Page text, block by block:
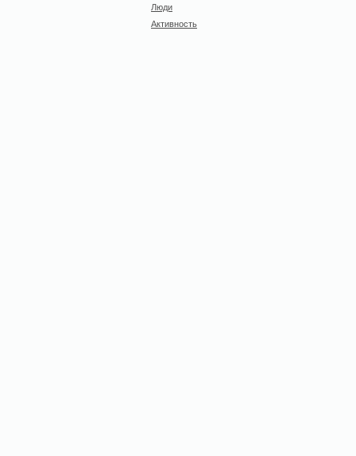
Люди
Активность